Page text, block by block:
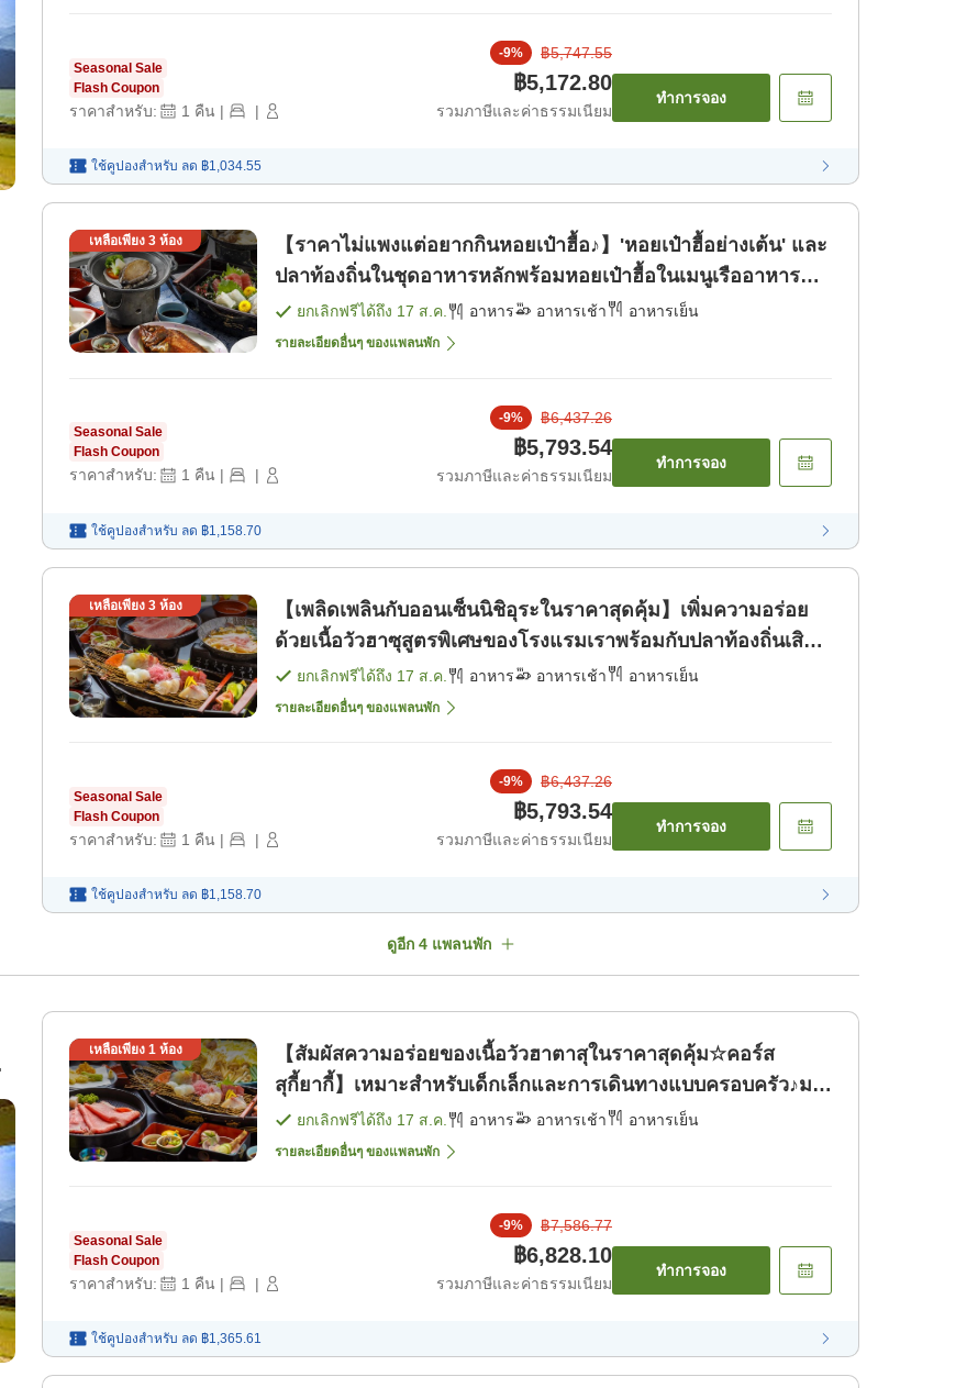
Seasonal Sale
Flash Coupon
ราคาสำหรับ: 1 คืน | |
-9% ฿5,747.55
฿5,172.80
รวมภาษีและค่าธรรมเนียม
ทำการจอง
ใช้คูปองสำหรับ ลด ฿1,034.55
เหลือเพียง 3ห้อง
【ราคาไม่แพงแต่อยากกินหอยเป๋าฮื้อ♪】'หอยเป๋าฮื้อย่างเต้น' และ
ปลาท้องถิ่นในชุดอาหารหลักพร้อมหอยเป๋าฮื้อในเมนูเรืออาหารที่
ง่ายต่อการลิ้มลอง [อาหารเช้า] [อาหารเย็น]
ยกเลิกฟรีได้ถึง 17 ส.ค. อาหาร อาหารเช้า อาหารเย็น
รายละเอียดอื่นๆ ของแพลนพัก
Seasonal Sale
Flash Coupon
ราคาสำหรับ: 1 คืน | |
-9% ฿6,437.26
฿5,793.54
รวมภาษีและค่าธรรมเนียม
ทำการจอง
ใช้คูปองสำหรับ ลด ฿1,158.70
เหลือเพียง 3ห้อง
【เพลิดเพลินกับออนเซ็นนิชิอุระในราคาสุดคุ้ม】เพิ่มความอร่อย
ด้วยเนื้อวัวฮาซุสูตรพิเศษของโรงแรมเราพร้อมกับปลาท้องถิ่นเสิร์ฟ
ในเรือ♪ [อาหารเช้า] [อาหารเย็น]
ยกเลิกฟรีได้ถึง 17 ส.ค. อาหาร อาหารเช้า อาหารเย็น
รายละเอียดอื่นๆ ของแพลนพัก
Seasonal Sale
Flash Coupon
ราคาสำหรับ: 1 คืน | |
-9% ฿6,437.26
฿5,793.54
รวมภาษีและค่าธรรมเนียม
ทำการจอง
ใช้คูปองสำหรับ ลด ฿1,158.70
ดูอีก 4แพลนพัก
เหลือเพียง 1 ห้อง
【สัมผัสความอร่อยของเนื้อวัวฮาตาสุในราคาสุดคุ้ม☆คอร์ส
สุกี้ยากี้】เหมาะสำหรับเด็กเล็กและการเดินทางแบบครอบครัว♪มา
พร้อมเรือปลาสดจากท้องถิ่น! [อาหารเช้า] [อาหารเย็น]
ยกเลิกฟรีได้ถึง 17 ส.ค. อาหาร อาหารเช้า อาหารเย็น
รายละเอียดอื่นๆ ของแพลนพัก
Seasonal Sale
Flash Coupon
ราคาสำหรับ: 1 คืน | |
-9% ฿7,586.77
฿6,828.10
รวมภาษีและค่าธรรมเนียม
ทำการจอง
ใช้คูปองสำหรับ ลด ฿1,365.61